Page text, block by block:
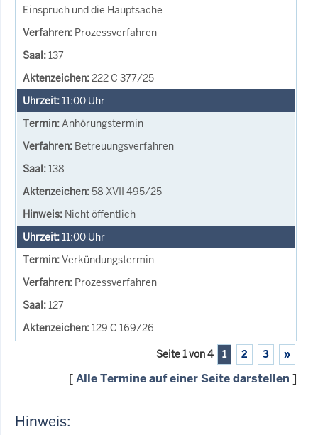
Einspruch und die Hauptsache
Prozessverfahren
137
222 C 377/25
11:00 Uhr
Anhörungstermin
Betreuungsverfahren
138
58 XVII 495/25
Nicht öffentlich
11:00 Uhr
Verkündungstermin
Prozessverfahren
127
129 C 169/26
Seite 1 von 4 1 2 3 »
[Alle Termine auf einer Seite darstellen ]
Hinweis: